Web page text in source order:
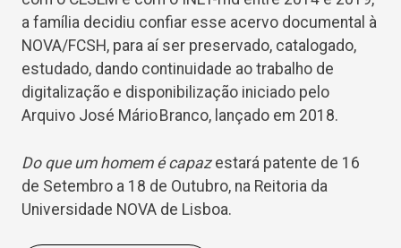
a família decidiu confiar esse acervo documental à
NOVA/FCSH, para aí ser preservado, catalogado,
estudado, dando continuidade ao trabalho de
digitalização e disponibilização iniciado pelo
Arquivo José Mário Branco, lançado em 2018.
Do que um homem é capazestará patente de 16
de Setembro a 18 de Outubro, na Reitoria da
Universidade NOVA de Lisboa.